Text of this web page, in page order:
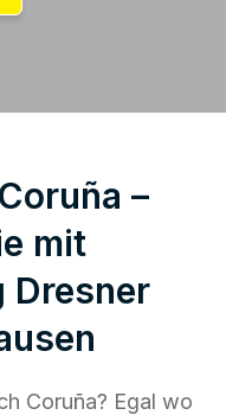
–
mit
Dresner
Coruña? Egal wo